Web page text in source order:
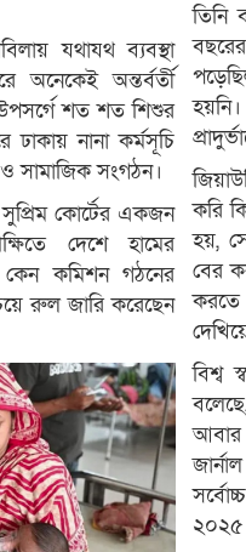
যথাযথ ব্যবস্থা
অন্তর্বর্তী
শত শত শিশুর
ঢাকায় নানা কর্মসূচি
সামাজিক সংগঠন।
কোর্টের একজন
দেশে হামের
কেন কমিশন গঠনের
রুল জারি করেছেন
তিনি
করি
হয়,
বের
করতে
বিশ্ব
আবার
২০২৫